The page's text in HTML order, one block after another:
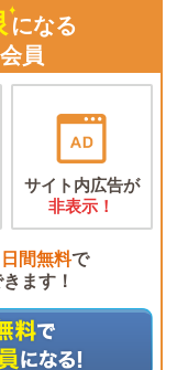
になる
員
サイト内広告が
非表示！
間無料で
ます！